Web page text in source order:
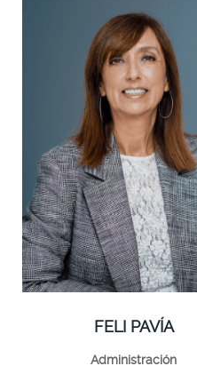
FELI PAVÍA
Administración